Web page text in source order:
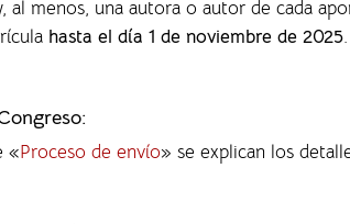
al menos, una autora o autor de cada
hasta el día 1 de noviembre de 2025.
«Proceso de envío» se explican los